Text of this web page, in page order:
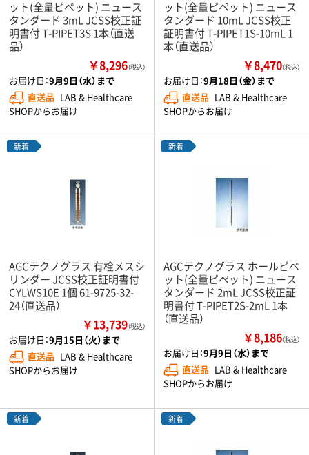
ット(全量ピペット) ニュース
タンダード 3mL JCSS校正証
明書付 T-PIPET3S 1本（直送
品）
￥8,296（税込）
お届け日：9月9日（水）まで
直送品 LAB & Healthcare
SHOPからお届け
ット(全量ピペット) ニュース
タンダード 10mL JCSS校正
証明書付 T-PIPET1S-10mL 1
本（直送品）
￥8,470（税込）
お届け日：9月18日（金）まで
直送品 LAB & Healthcare
SHOPからお届け
新着
AGCテクノグラス 有栓メスシ
リンダー JCSS校正証明書付
CYLWS10E 1個 61-9725-32-
24（直送品）
￥13,739（税込）
お届け日：9月15日（火）まで
直送品 LAB & Healthcare
SHOPからお届け
新着
AGCテクノグラス ホールピペ
ット(全量ピペット) ニュース
タンダード 2mL JCSS校正証
明書付 T-PIPET2S-2mL 1本
（直送品）
￥8,186（税込）
お届け日：9月9日（水）まで
直送品 LAB & Healthcare
SHOPからお届け
新着 新着